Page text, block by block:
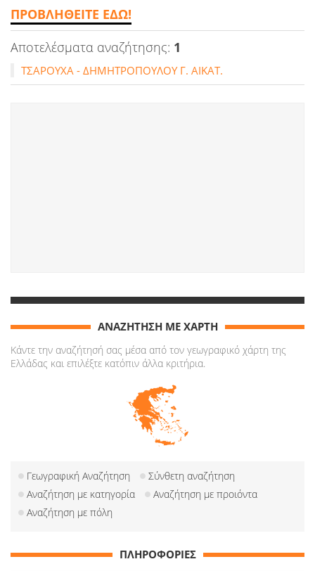
ΠΡΟΒΛΗΘΕΙΤΕ ΕΔΩ!
Αποτελέσματα αναζήτησης: 1
ΤΣΑΡΟΥΧΑ - ΔΗΜΗΤΡΟΠΟΥΛΟΥ Γ. ΑΙΚΑΤ.
ΑΝΑΖΗΤΗΣΗ ΜΕ ΧΑΡΤΗ
Κάντε την αναζήτησή σας μέσα από τον γεωγραφικό χάρτη της
Ελλάδας και επιλέξτε κατόπιν άλλα κριτήρια.
Γεωγραφική Αναζήτηση
Σύνθετη αναζήτηση
Αναζήτηση με κατηγορία
Αναζήτηση με προιόντα
Αναζήτηση με πόλη
ΠΛΗΡΟΦΟΡΙΕΣ